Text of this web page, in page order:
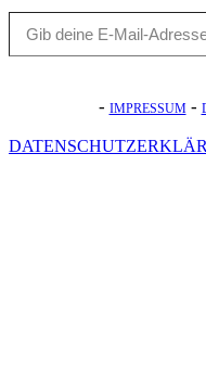
Gib deine E-Mail-Adresse ein
- IMPRESSUM-